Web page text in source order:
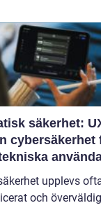
säkerhet:
cybersäkerhet
upplevs
och